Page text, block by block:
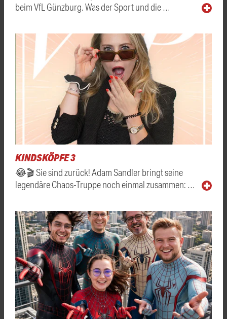
beim VfL Günzburg. Was der Sport und die …
KINDSKÖPFE 3
😂🎬 Sie sind zurück! Adam Sandler bringt seine
legendäre Chaos-Truppe noch einmal zusammen: …